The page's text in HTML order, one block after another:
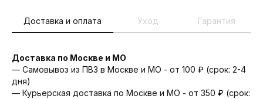
Доставка и оплата Уход Гарантия
Доставка по Москве и МО
— Самовывоз из ПВЗ в Москве и МО - от 100 ₽ (срок: 2-4
дня)
— Курьерская доставка по Москве и МО - от 350 ₽ (срок: